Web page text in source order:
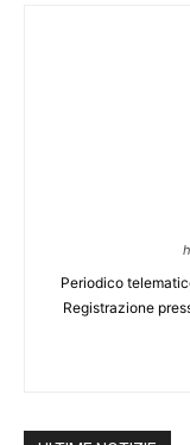
Periodico
Registrazione